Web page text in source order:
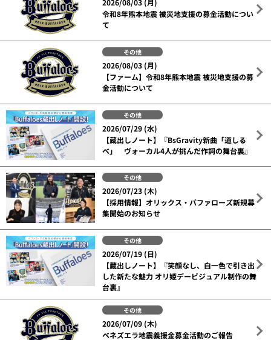
2026/08/03 (月)
令和8年熊本地震 被災地支援の募金活動につい
て
その他
2026/08/03 (月)
【ファーム】令和8年熊本地震 被災地支援の募
金活動について
その他
2026/07/29 (水)
【蔵出しノート】『BsGravity新曲「道しる
べ」 ヴォーカル4人が挑んだ作詞の舞台裏』
その他
2026/07/23 (木)
【採用情報】オリックス・バファローズ新規募
集開始のお知らせ
その他
2026/07/19 (日)
【蔵出しノート】『笑顔なし、白一色で引き出
した新たな魅力 オリ姫デービジュアル制作の舞
台裏』
その他
2026/07/09 (木)
ベネズエラ地震義援金募金活動のご報告